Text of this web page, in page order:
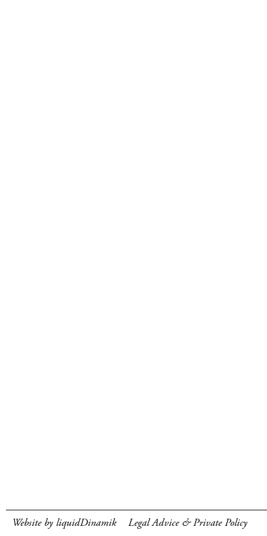
Website by liquidDinamik Legal Advice & Private Policy